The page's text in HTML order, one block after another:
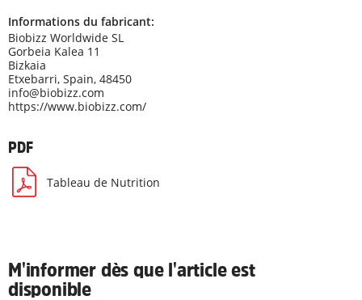
Informations du fabricant:
Biobizz Worldwide SL
Gorbeia Kalea 11
Bizkaia
Etxebarri, Spain, 48450
info@biobizz.com
https://www.biobizz.com/
PDF
Tableau de Nutrition
M'informer dès que l'article est
disponible